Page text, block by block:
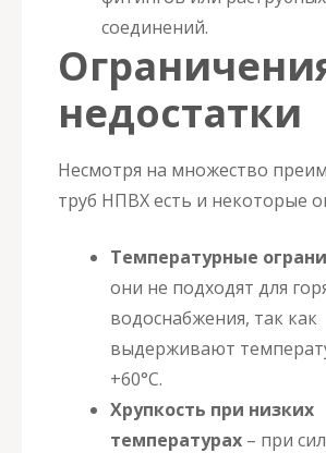
соединений.
недостатки
Несмотря на множество
труб НПВХ есть и некоторые
Температурные
они не подходят для
водоснабжения, так как
выдерживают
+60°C.
Хрупкость при низких
температурах – при